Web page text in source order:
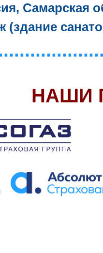
Самарская
(здание
НАШИ